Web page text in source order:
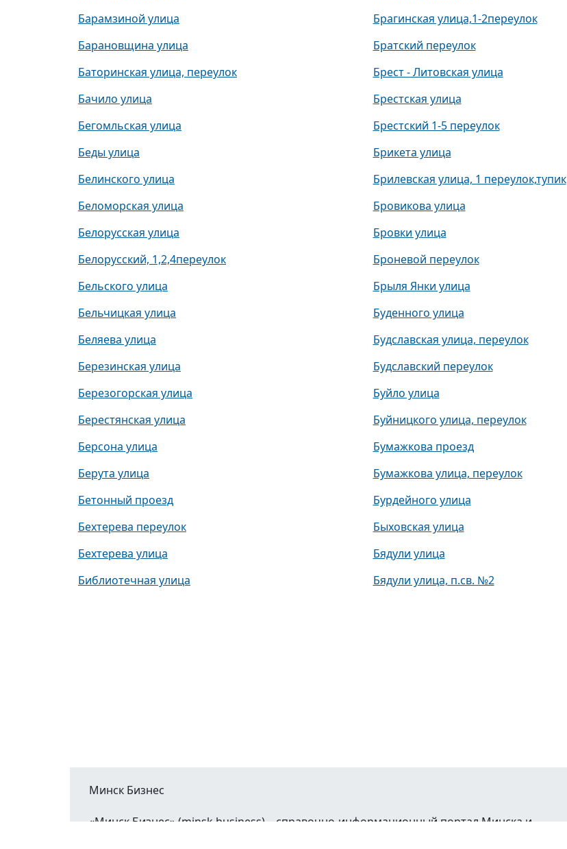
Барамзиной улица
Барановщина улица
Баторинская улица, переулок
Бачило улица
Бегомльская улица
Беды улица
Белинского улица
Беломорская улица
Белорусская улица
Белорусский, 1,2,4переулок
Бельского улица
Бельчицкая улица
Беляева улица
Березинская улица
Березогорская улица
Берестянская улица
Берсона улица
Берута улица
Бетонный проезд
Бехтерева переулок
Бехтерева улица
Библиотечная улица
Брагинская улица,1-2переулок
Братский переулок
Брест - Литовская улица
Брестская улица
Брестский 1-5 переулок
Брикета улица
Брилевская улица, 1 переулок,тупик
Бровикова улица
Бровки улица
Броневой переулок
Брыля Янки улица
Буденного улица
Будславская улица, переулок
Будславский переулок
Буйло улица
Буйницкого улица, переулок
Бумажкова проезд
Бумажкова улица, переулок
Бурдейного улица
Быховская улица
Бядули улица
Бядули улица, п.св. №2
Минск Бизнес
«Минск Бизнес» (minsk.business) – справочно-информационный портал Минска и